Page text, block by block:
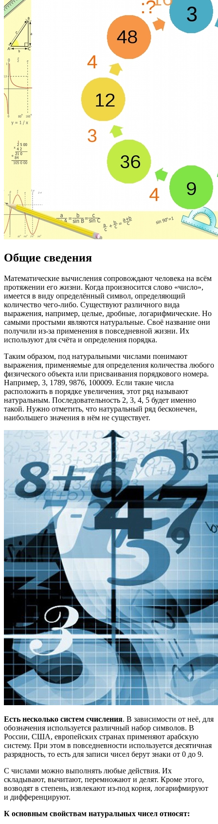
Общие сведения
Математические вычисления сопровождают человека на всём
протяжении его жизни. Когда произносится слово «число»,
имеется в виду определённый символ, определяющий
количество чего-либо. Существуют различного вида
выражения, например, целые, дробные, логарифмические. Но
самыми простыми являются натуральные. Своё название они
получили из-за применения в повседневной жизни. Их
используют для счёта и определения порядка.
Таким образом, под натуральными числами понимают
выражения, применяемые для определения количества любого
физического объекта или присваивания порядкового номера.
Например, 3, 1789, 9876, 100009. Если такие числа
расположить в порядке увеличения, этот ряд называют
натуральным. Последовательность 2, 3, 4, 5 будет именно
такой. Нужно отметить, что натуральный ряд бесконечен,
наибольшего значения в нём не существует.
Есть несколько систем счисления. В зависимости от неё, для
обозначения используется различный набор символов. В
России, США, европейских странах применяют арабскую
систему. При этом в повседневности используется десятичная
разрядность, то есть для записи чисел берут знаки от 0 до 9.
С числами можно выполнять любые действия. Их
складывают, вычитают, перемножают и делят. Кроме этого,
возводят в степень, извлекают из-под корня, логарифмируют
и дифференцируют.
К основным свойствам натуральных чисел относят: